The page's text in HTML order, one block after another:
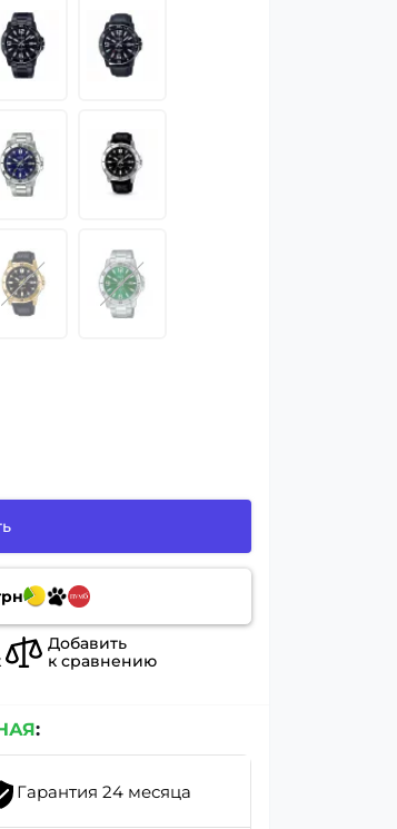
Добавить
к сравнению
:
Гарантия 24 месяца